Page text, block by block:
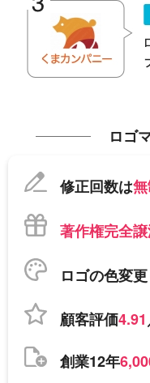
ロゴ
修正回数は
著作権完全
ロゴの色変
顧客評価4.91
創業12年